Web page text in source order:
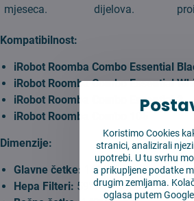
mjeseca.
dijelova.
Kompatibilnost:
iRobot Roomba Combo Essential
iRobot Roomba Combo Essential
iRobot Roomba Combo Essential 2
iRobot Roomba Combo 105
Dimenzije:
Glavne četke:
168*36 mm
Hepa Filteri: 59*76*19 mm
Koristimo Cookies
stranici, analizirali
upotrebi. U tu svrhu
a prikupljene podatke
drugim zemljama.
oglasa putem